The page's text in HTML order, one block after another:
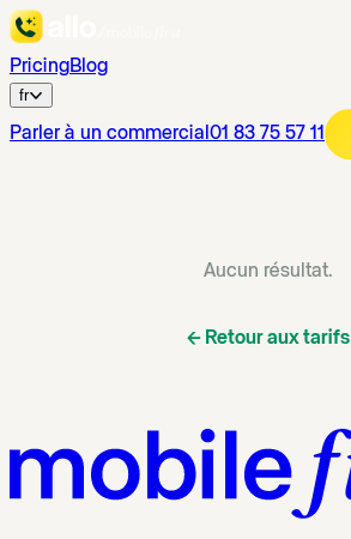
PricingBlog
fr
Parler à un commercial 01 83 75 57 11
Aucun résultat.
← Retour aux tarifs